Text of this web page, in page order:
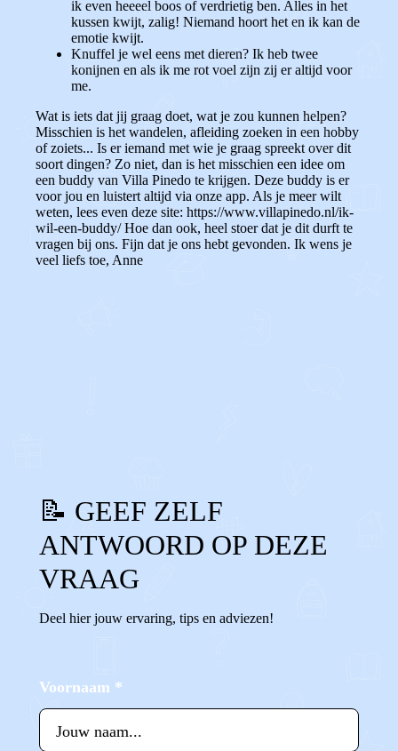
ik even heeeel boos of verdrietig ben. Alles in het
kussen kwijt, zalig! Niemand hoort het en ik kan de
emotie kwijt.
Knuffel je wel eens met dieren? Ik heb twee
konijnen en als ik me rot voel zijn zij er altijd voor
me.
Wat is iets dat jij graag doet, wat je zou kunnen helpen?
Misschien is het wandelen, afleiding zoeken in een hobby
of zoiets... Is er iemand met wie je graag spreekt over dit
soort dingen? Zo niet, dan is het misschien een idee om
een buddy van Villa Pinedo te krijgen. Deze buddy is er
voor jou en luistert altijd via onze app. Als je meer wilt
weten, lees even deze site: https://www.villapinedo.nl/ik-
wil-een-buddy/ Hoe dan ook, heel stoer dat je dit durft te
vragen bij ons. Fijn dat je ons hebt gevonden. Ik wens je
veel liefs toe, Anne
📝 GEEF ZELF
ANTWOORD OP DEZE
VRAAG
Deel hier jouw ervaring, tips en adviezen!
Voornaam *